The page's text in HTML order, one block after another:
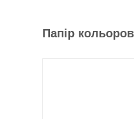
Папір